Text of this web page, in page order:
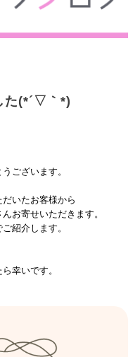
た(*´▽｀*)
ございます。
いたお客様から
お寄せいただきます。
紹介します。
幸いです。